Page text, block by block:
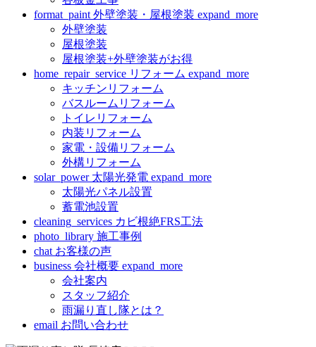
format_paint 外壁塗装・屋根塗装 expand_more
外壁塗装
屋根塗装
屋根塗装+外壁塗装がお得
home_repair_service リフォーム expand_more
キッチンリフォーム
バスルームリフォーム
トイレリフォーム
内装リフォーム
家電・設備リフォーム
外構リフォーム
solar_power 太陽光発電 expand_more
太陽光パネル設置
蓄電池設置
cleaning_services カビ根絶FRS工法
photo_library 施工事例
chat お客様の声
business 会社概要 expand_more
会社案内
スタッフ紹介
雨漏り直し隊とは？
email お問い合わせ